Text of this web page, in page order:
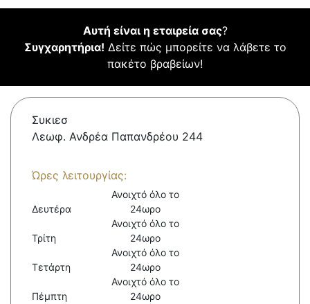
Αυτή είναι η εταιρεία σας?
Συγχαρητήρια! Δείτε πώς μπορείτε να λάβετε το
πακέτο βραβείων!
Συκιεσ
Λεωφ. Ανδρέα Παπανδρέου 244
Ώρες λειτουργίας:
Δευτέρα
Ανοιχτό όλο το
24ωρο
Τρίτη
Ανοιχτό όλο το
24ωρο
Τετάρτη
Ανοιχτό όλο το
24ωρο
Πέμπτη
Ανοιχτό όλο το
24ωρο